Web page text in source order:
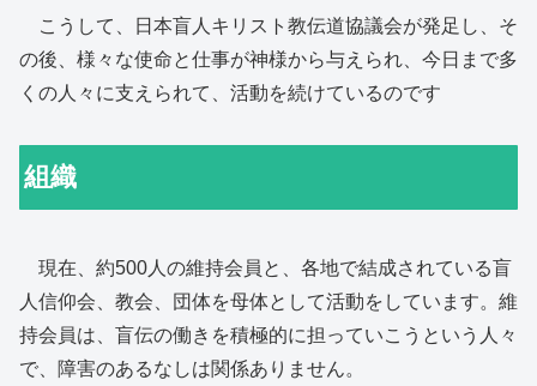
こうして、日本盲人キリスト教伝道協議会が発足し、そ
の後、様々な使命と仕事が神様から与えられ、今日まで多
くの人々に支えられて、活動を続けているのです
組織
現在、約500人の維持会員と、各地で結成されている盲
人信仰会、教会、団体を母体として活動をしています。維
持会員は、盲伝の働きを積極的に担っていこうという人々
で、障害のあるなしは関係ありません。